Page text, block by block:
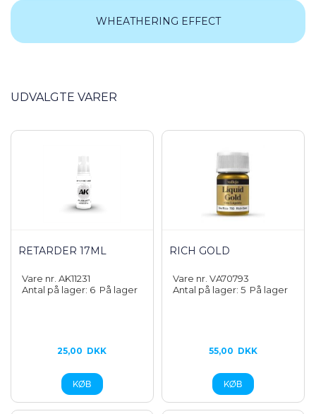
WHEATHERING EFFECT
UDVALGTE VARER
RETARDER 17ML
Vare nr. AK11231
Antal på lager: 6 På lager
25,00 DKK
RICH GOLD
Vare nr. VA70793
Antal på lager: 5 På lager
55,00 DKK